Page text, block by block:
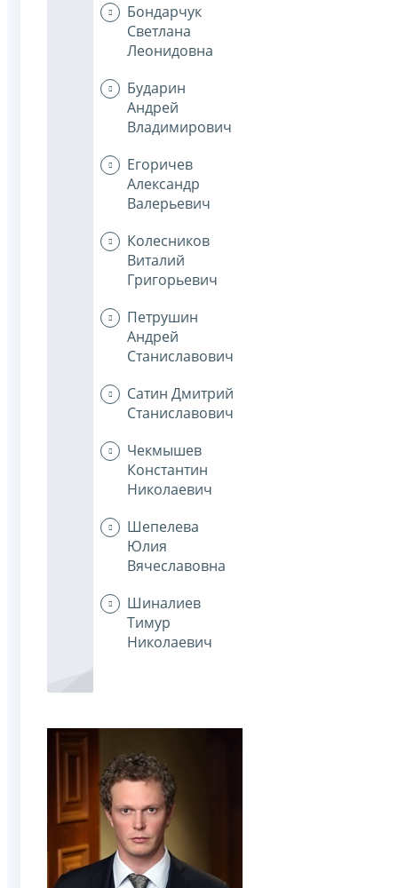
Бондарчук
Светлана
Леонидовна
Бударин
Андрей
Владимирович
Егоричев
Александр
Валерьевич
Колесников
Виталий
Григорьевич
Петрушин
Андрей
Станиславович
Сатин Дмитрий
Станиславович
Чекмышев
Константин
Николаевич
Шепелева
Юлия
Вячеславовна
Шиналиев
Тимур
Николаевич